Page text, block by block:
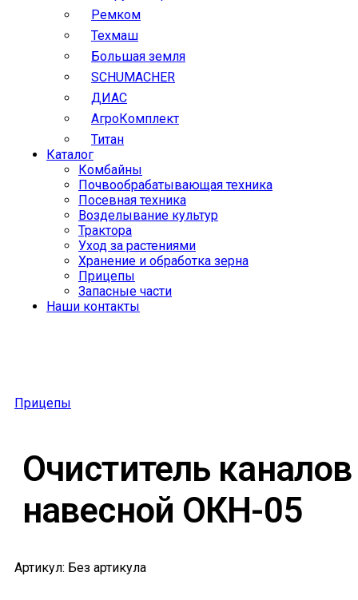
Ремком
Техмаш
Большая земля
SCHUMACHER
ДИАС
АгроКомплект
Титан
Каталог
Комбайны
Почвообрабатывающая техника
Посевная техника
Возделывание культур
Трактора
Уход за растениями
Хранение и обработка зерна
Прицепы
Запасные части
Наши контакты
Прицепы
Очиститель каналов
навесной ОКН-05
Артикул: Без артикула